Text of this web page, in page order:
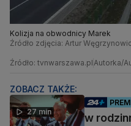
Kolizja na obwodnicy Marek
Źródło zdjęcia: Artur
Źródło: tvnwarszawa.plAutorka/
ZOBACZ TAKŻE:
27 min
w